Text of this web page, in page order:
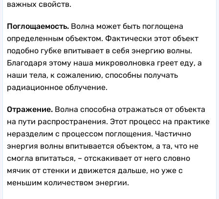
важных свойств.
Поглощаемость. Волна может быть поглощена
определенным объектом. Фактически этот объект
подобно губке впитывает в себя энергию волны.
Благодаря этому наша микроволновка греет еду, а
наши тела, к сожалению, способны получать
радиационное облучение.
Отражение. Волна способна отражаться от объекта
на пути распространения. Этот процесс на практике
неразделим с процессом поглощения. Частично
энергия волны впитывается объектом, а та, что не
смогла впитаться, – отскакивает от него словно
мячик от стенки и движется дальше, но уже с
меньшим количеством энергии.